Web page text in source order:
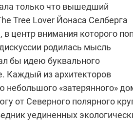
только что вышедший
Tree Lover Йонаса Селберга
в центр внимания которого
родилась мысль
бы идею буквального
Каждый из архитекторов
небольшого «затерянного»
от Северного полярного
уединенных